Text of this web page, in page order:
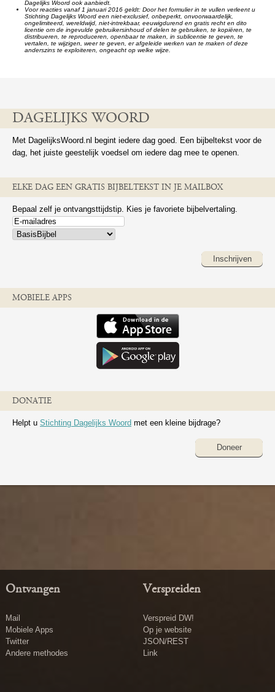
Dagelijks Woord ook aanbiedt.
Voor reacties vanaf 1 januari 2016 geldt: Door het formulier in te vullen verleent u
Stichting Dagelijks Woord een niet-exclusief, onbeperkt, onvoorwaardelijk,
ongelimiteerd, wereldwijd, niet-intrekbaar, eeuwigdurend en gratis recht en dito
licentie om de ingevulde gebruikersinhoud of delen te gebruiken, te kopiëren, te
distribueren, te reproduceren, openbaar te maken, in sublicentie te geven, te
vertalen, te wijzigen, weer te geven, er afgeleide werken van te maken of deze
anderszins te exploiteren, ongeacht op welke wijze.
DAGELIJKS WOORD
Met DagelijksWoord.nl begint iedere dag goed. Een bijbeltekst voor de
dag, het juiste geestelijk voedsel om iedere dag mee te openen.
ELKE DAG EEN GRATIS BIJBELTEKST IN JE MAILBOX
Bepaal zelf je ontvangsttijdstip. Kies je favoriete bijbelvertaling.
Inschrijven
MOBIELE APPS
DONATIE
Helpt u Stichting Dagelijks Woord met een kleine bijdrage?
Doneer
Ontvangen
Mail
Mobiele Apps
Twitter
Andere methodes
Verspreiden
Verspreid DW!
Op je website
JSON/REST
Link